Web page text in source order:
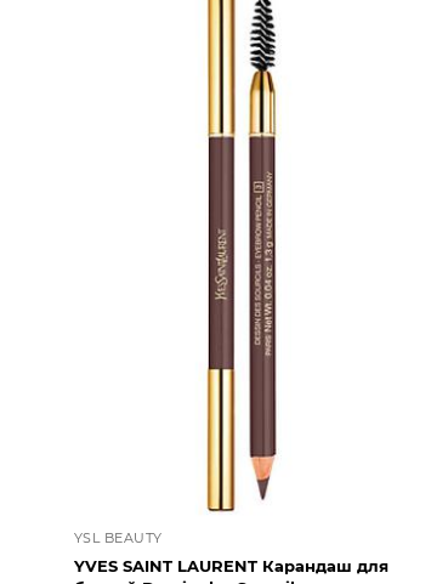
YSL BEAUTY
YVES SAINT LAURENT Карандаш для